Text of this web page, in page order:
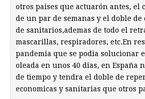
otros paises que actuarón antes, el
de un par de semanas y el doble de
de sanitarios,ademas de todo el
mascarillas, respiradores, etc.En
pandemia que se podia solucionar
oleada en unos 40 dias, en España
de tiempo y tendra el doble de
economicas y sanitarias que otros